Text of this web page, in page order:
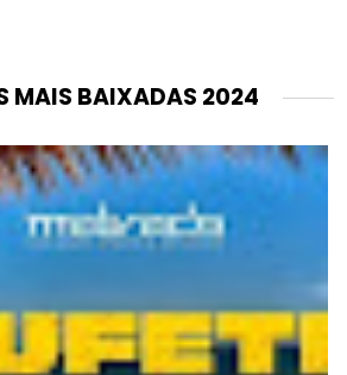
MAIS BAIXADAS 2024